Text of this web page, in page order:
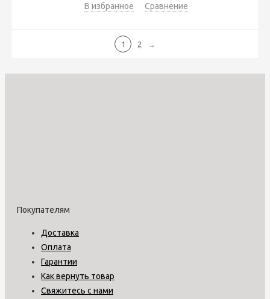
В избранное
Сравнение
1 2 →
Покупателям
Доставка
Оплата
Гарантии
Как вернуть товар
Свяжитесь с нами